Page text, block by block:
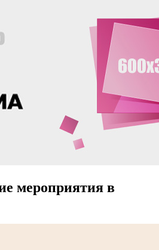
мероприятия в